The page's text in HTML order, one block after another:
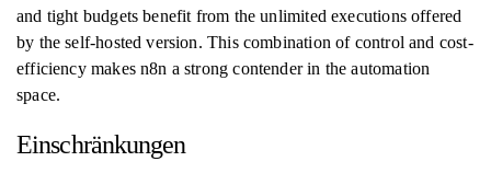
and tight budgets benefit from the unlimited executions offered
by the self-hosted version. This combination of control and cost-
efficiency makes n8n a strong contender in the automation
space.
Einschränkungen